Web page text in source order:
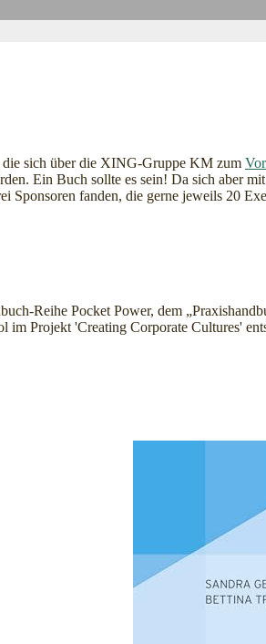
sich über die XING-Gruppe KM zum
Ein Buch sollte es sein! Da sich aber
fanden, die gerne jeweils 20
Reihe Pocket Power, dem
im Projekt 'Creating Corporate Cultures'